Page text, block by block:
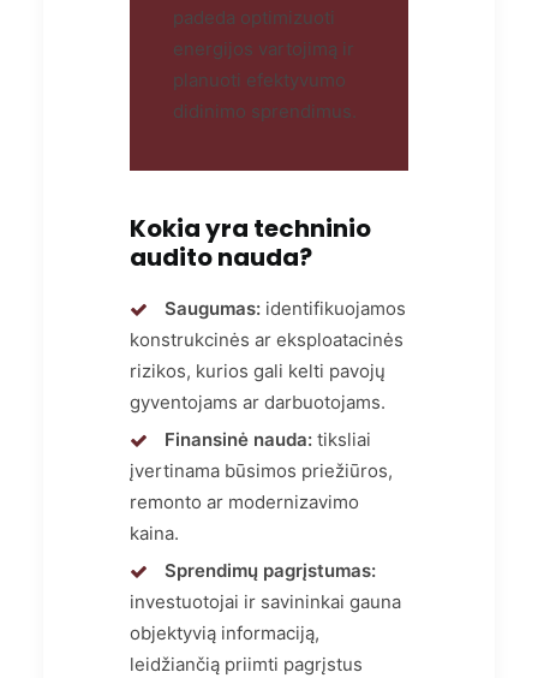
padeda optimizuoti
energijos vartojimą ir
planuoti efektyvumo
didinimo sprendimus.
Kokia yra techninio
audito nauda?
Saugumas:identifikuojamos
konstrukcinės ar eksploatacinės
rizikos, kurios gali kelti pavojų
gyventojams ar darbuotojams.
Finansinė nauda:tiksliai
įvertinama būsimos priežiūros,
remonto ar modernizavimo
kaina.
Sprendimų pagrįstumas:
investuotojai ir savininkai gauna
objektyvią informaciją,
leidžiančią priimti pagrįstus